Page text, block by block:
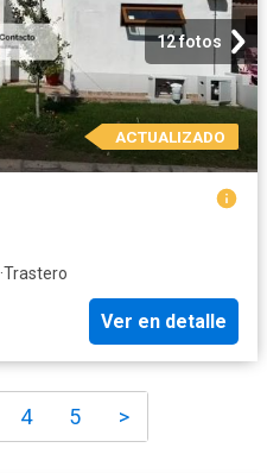
12 fotos
ACTUALIZADO
·Trastero
Ver en detalle
4 5 >